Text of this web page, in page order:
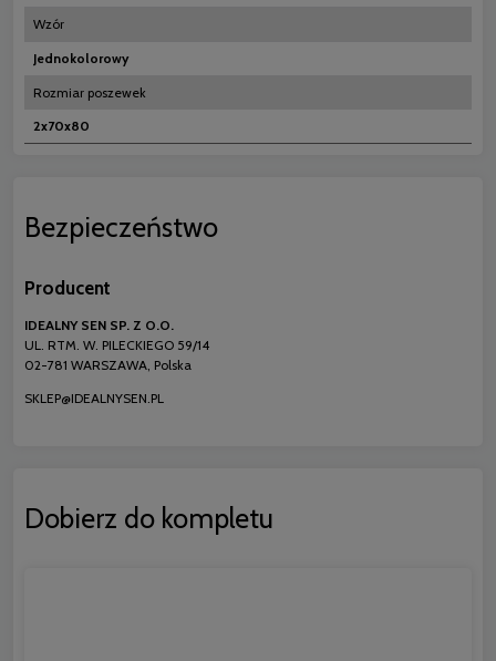
Wzór
Jednokolorowy
Rozmiar poszewek
2x70x80
Bezpieczeństwo
Producent
IDEALNY SEN SP. Z O.O.
UL. RTM. W. PILECKIEGO 59/14
02-781 WARSZAWA, Polska
SKLEP@IDEALNYSEN.PL
Dobierz do kompletu